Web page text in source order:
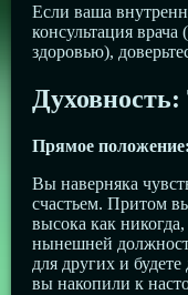
Если ваша
консультация
здоровью),
Прямое положение:
Вы наверняка
счастьем. Притом
высока как
нынешней
для других и
вы накопили к